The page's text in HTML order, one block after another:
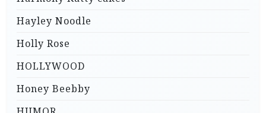
Hayley Noodle
Holly Rose
HOLLYWOOD
Honey Beebby